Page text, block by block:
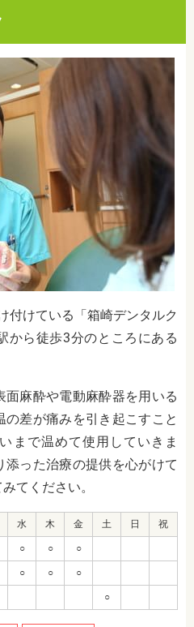
付けている「箱崎デンタルク
から徒歩3分のところにある
麻酔や電動麻酔器を用いる
差が痛みを引き起こすこと
まで温めて使用していきま
った治療の提供を心がけて
てください。
水 木 金 土 日 祝
○ ○ ○
○ ○ ○
○